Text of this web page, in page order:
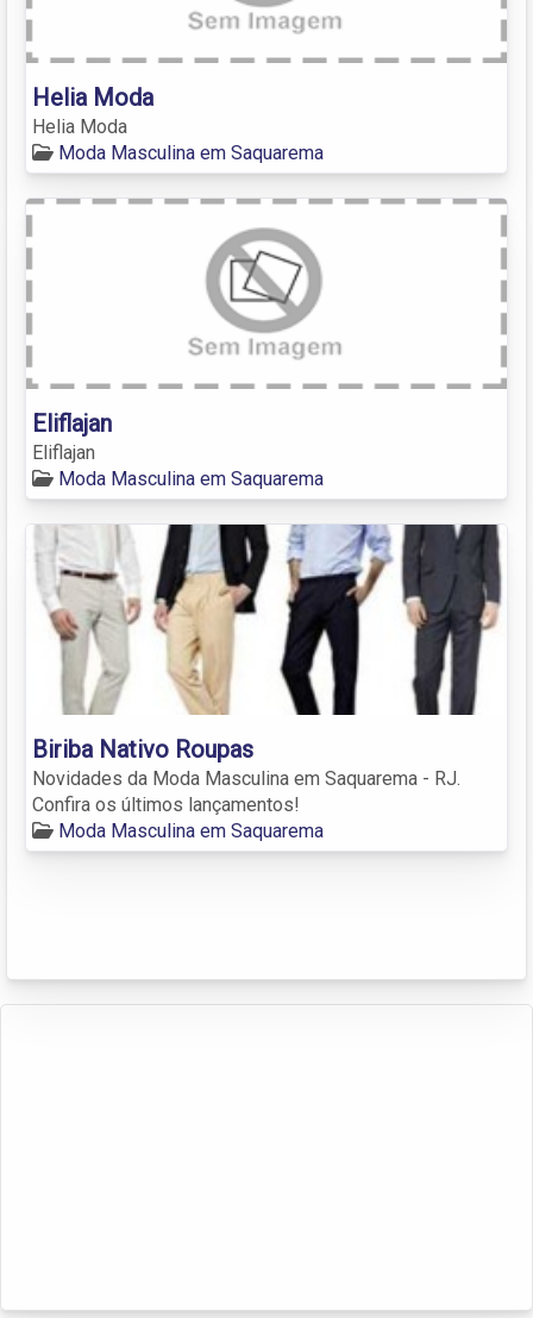
Helia Moda
Helia Moda
Moda Masculina em Saquarema
Eliflajan
Eliflajan
Moda Masculina em Saquarema
Biriba Nativo Roupas
Novidades da Moda Masculina em Saquarema - RJ.
Confira os últimos lançamentos!
Moda Masculina em Saquarema